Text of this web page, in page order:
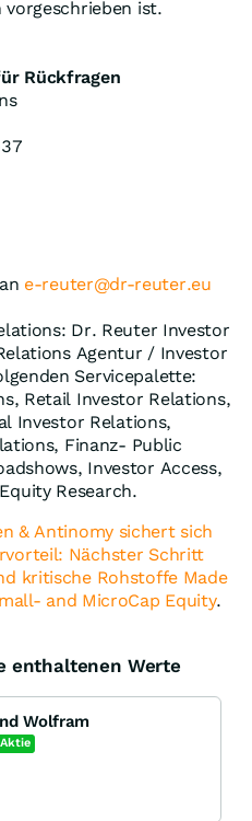
ist.
Rückfragen
e-reuter@dr-reuter.eu
Dr. Reuter Investor
Agentur / Investor
Servicepalette:
Retail Investor Relations,
Investor Relations,
Finanz- Public
Investor Access,
Research.
& Antinomy sichert sich
Nächster Schritt
kritische Rohstoffe Made
and MicroCap Equity.
enthaltenen Werte
Wolfram
Aktie